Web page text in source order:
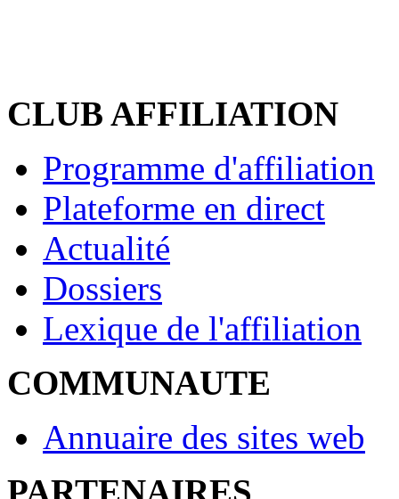
CLUB AFFILIATION
Programme d'affiliation
Plateforme en direct
Actualité
Dossiers
Lexique de l'affiliation
COMMUNAUTE
Annuaire des sites web